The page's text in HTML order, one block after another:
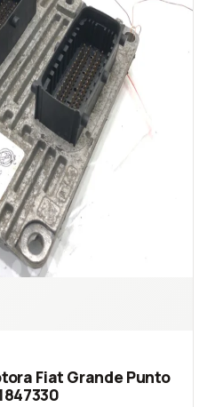
Fiat Grande Punto